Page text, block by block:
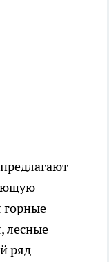
горные
лесные
ряд